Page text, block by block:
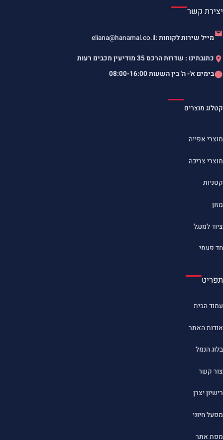
יצירת קשר
מייל שירות לקוחות :eliana@hanamal.co.il
כתובתינו : שדרות הרכס 35 מודיעין מכבים רעות
בימים א'- ה' בין השעות08:00-16:00
קטלוג מוצרים
מוצרי אפייה
מוצרי צריכה
קטניות
מזון
ציוד למנגל
חד פעמי
תפריט
עמוד הבית
אודות האתר
בלוג הנמל
צור קשר
רישיון יצרן
מפעל חיוני
מפת אתר